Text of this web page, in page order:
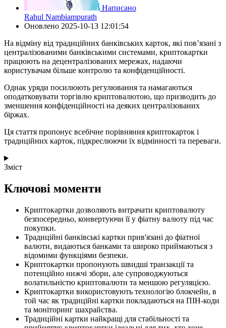
Написано
Rahul Nambiampurath
Оновлено 2025-10-13 12:01:54
На відміну від традиційних банківських карток, які пов’язані з
централізованими банківськими системами, криптокартки
працюють на децентралізованих мережах, надаючи
користувачам більше контролю та конфіденційності.
Однак уряди посилюють регулювання та намагаються
оподатковувати торгівлю криптовалютою, що призводить до
зменшення конфіденційності на деяких централізованих
біржах.
Ця стаття пропонує всебічне порівняння криптокарток і
традиційних карток, підкреслюючи їх відмінності та переваги.
Зміст
Ключові моменти
Криптокартки дозволяють витрачати криптовалюту
безпосередньо, конвертуючи її у фіатну валюту під час
покупки.
Традиційні банківські картки прив'язані до фіатної
валюти, видаються банками та широко приймаються з
відомими функціями безпеки.
Криптокартки пропонують швидші транзакції та
потенційно нижчі збори, але супроводжуються
волатильністю криптовалюти та меншою регуляцією.
Криптокартки використовують технологію блокчейн, в
той час як традиційні картки покладаються на ПІН-коди
та моніторинг шахрайства.
Традиційні картки найкращі для стабільності та